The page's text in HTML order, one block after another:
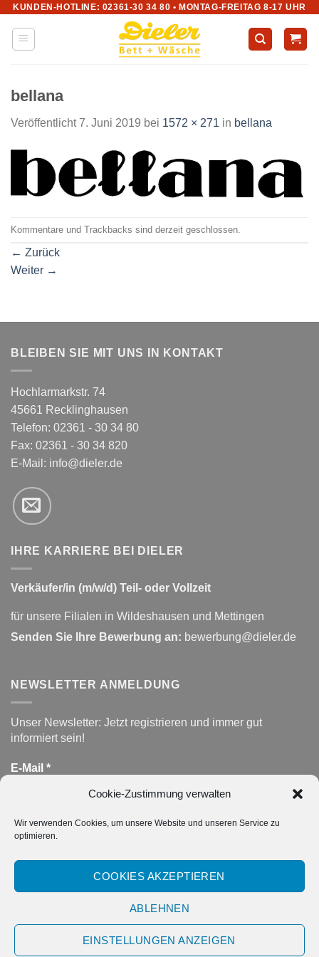
Cookie-Zustimmung verwalten
Wir verwenden Cookies, um unsere Website und unseren Service zu
optimieren.
COOKIES AKZEPTIEREN
ABLEHNEN
EINSTELLUNGEN ANZEIGEN
Zum
Inhalt
springen
KUNDEN-HOTLINE: 02361-30 34 80 • MONTAG-FREITAG 8-17 UHR
bellana
Veröffentlicht7. Juni 2019 bei 1572 × 271 in bellana
Kommentare und Trackbacks sind derzeit geschlossen.
← Zurück
Weiter →
BLEIBEN SIE MIT UNS IN KONTAKT
Hochlarmarkstr. 74
45661 Recklinghausen
Telefon: 02361 - 30 34 80
Fax: 02361 - 30 34 820
E-Mail: info@dieler.de
IHRE KARRIERE BEI DIELER
Verkäufer/in (m/w/d) Teil- oder Vollzeit
für unsere Filialen in Wildeshausen und Mettingen
Senden Sie Ihre Bewerbung an: bewerbung@dieler.de
NEWSLETTER ANMELDUNG
Unser Newsletter: Jetzt registrieren und immer gut
informiert sein!
E-Mail *
DATENSCHUTZ